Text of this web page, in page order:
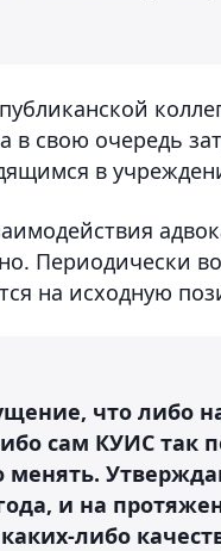
в свою очередь
в
Периодически
на исходную
что либо
сам КУИС
менять.
и на
либо